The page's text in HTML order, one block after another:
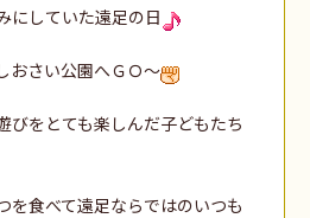
にしていた遠足の日
おさい公園へＧＯ～
びをとても楽しんだ子どもたち
を食べて遠足ならではのいつも